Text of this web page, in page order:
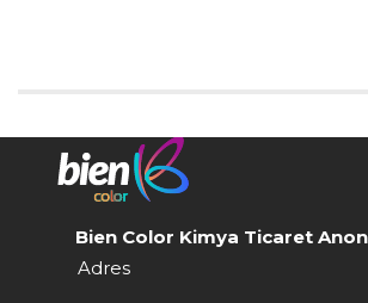
Bien Color Kimya Ticaret
Adres